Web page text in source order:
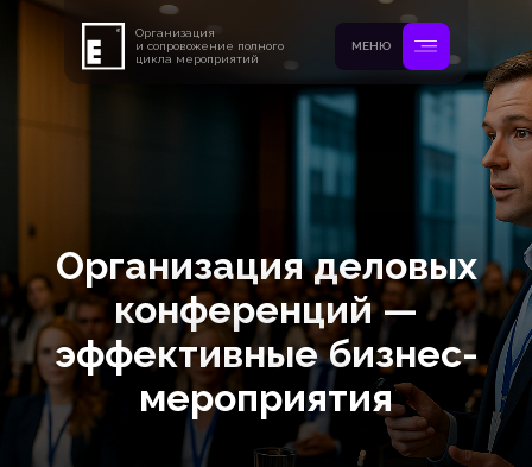
МЕНЮ
Организация
и сопровожение полного
цикла мероприятий
Организация деловых
конференций —
эффективные бизнес-
мероприятия